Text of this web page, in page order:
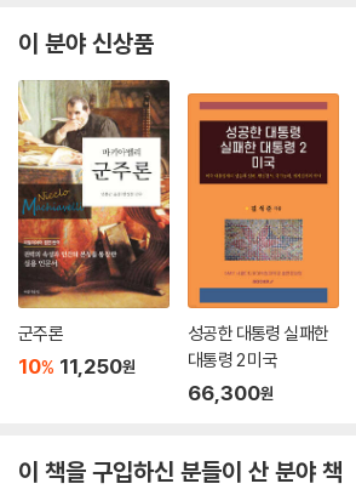
이 분야 신상품
군주론
10% 11,250원
성공한 대통령 실패한
대통령 2 미국
66,300원
이 책을 구입하신 분들이 산 분야 책